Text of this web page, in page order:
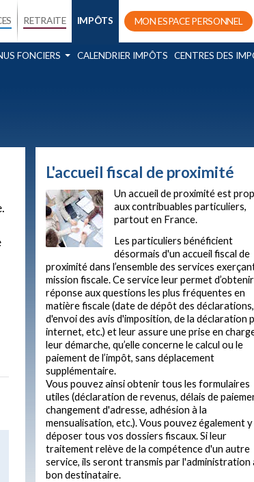
RETRAITE IMPÔTS MON ESPACE PERSONNEL
FONCIERS CALENDRIER IMPÔTS CENTRES DES
L'accueil fiscal de proximité
Un accueil de proximité est
aux contribuables particuliers,
partout en France.
Les particuliers bénéficient
désormais d'un accueil fiscal de
proximité dans l’ensemble des services
mission fiscale. Ce service leur permet
réponse aux questions les plus fréquentes en
matière fiscale (date de dépôt des déclarations,
d'envoi des avis d'imposition, de la déclaration
internet, etc.) et leur assure une prise en
leur démarche, qu’elle concerne le calcul ou le
paiement de l’impôt, sans déplacement
supplémentaire.
Vous pouvez ainsi obtenir tous les formulaires
utiles (déclaration de revenus, délais de
changement d'adresse, adhésion à la
mensualisation, etc.). Vous pouvez également y
déposer tous vos dossiers fiscaux. Si leur
traitement relève de la compétence d'un autre
service, ils seront transmis par l'administration
bon destinataire.